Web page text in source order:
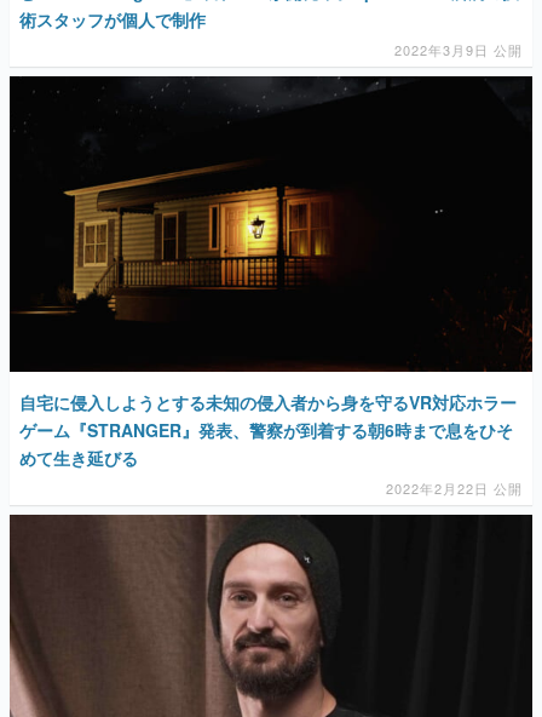
術スタッフが個人で制作
2022年3月9日 公開
自宅に侵入しようとする未知の侵入者から身を守るVR対応ホラー
ゲーム『STRANGER』発表、警察が到着する朝6時まで息をひそ
めて生き延びる
2022年2月22日 公開